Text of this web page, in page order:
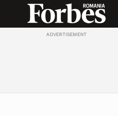
ADVERTISEMENT